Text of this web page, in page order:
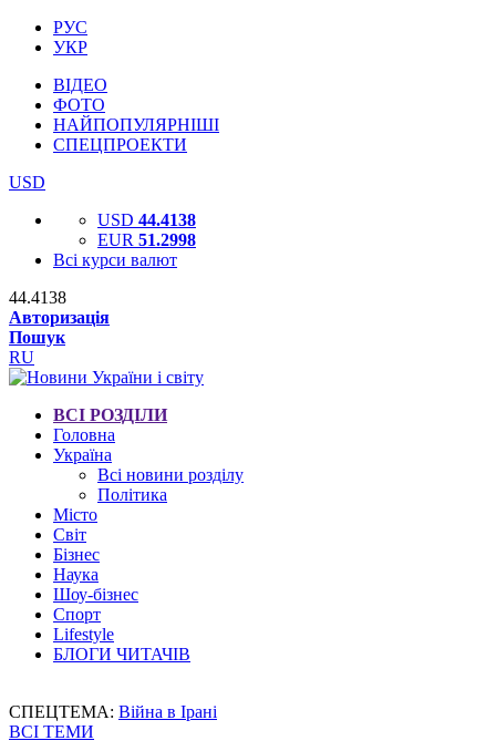
РУС
УКР
ВІДЕО
ФОТО
НАЙПОПУЛЯРНІШІ
СПЕЦПРОЕКТИ
USD
USD 44.4138
EUR 51.2998
Всі курси валют
44.4138
Авторизація
Пошук
RU
ВСІ РОЗДІЛИ
Головна
Україна
Всі новини розділу
Політика
Місто
Світ
Бізнес
Наука
Шоу-бізнес
Спорт
Lifestyle
БЛОГИ ЧИТАЧІВ
СПЕЦТЕМА: Війна в Ірані
ВСІ ТЕМИ